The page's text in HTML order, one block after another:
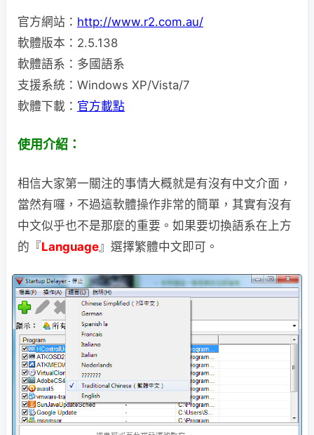
官方網站： http://www.r2.com.au/
軟體版本：2.5.138
軟體語系：多國語系
支援系統：Windows XP/Vista/7
軟體下載： 官方載點
使用介紹：
相信大家第一關注的事情大概就是有沒有中文介面，
當然有囉，不過這軟體操作非常的簡單，其實有沒有
中文似乎也不是那麼的重要。如果要切換語系在上方
的『Language』選擇繁體中文即可。